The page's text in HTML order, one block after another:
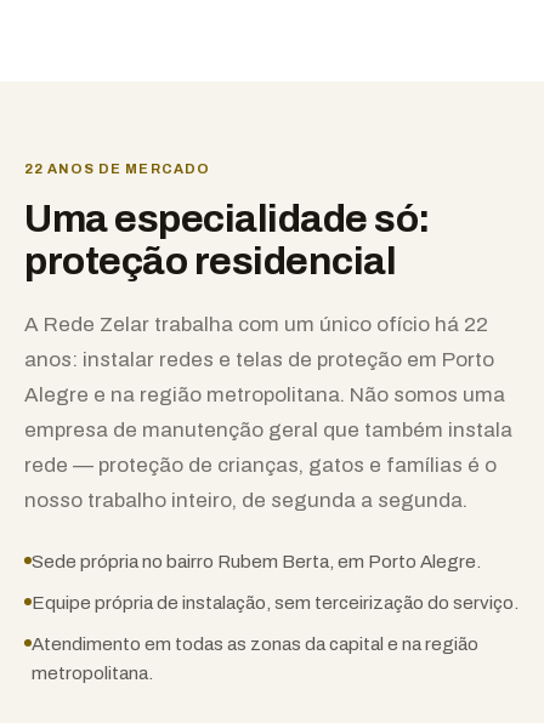
22 ANOS DE MERCADO
Uma especialidade só:
proteção residencial
A Rede Zelar trabalha com um único ofício há 22
anos: instalar redes e telas de proteção em Porto
Alegre e na região metropolitana. Não somos uma
empresa de manutenção geral que também instala
rede — proteção de crianças, gatos e famílias é o
nosso trabalho inteiro, de segunda a segunda.
Sede própria no bairro Rubem Berta, em Porto Alegre.
Equipe própria de instalação, sem terceirização do serviço.
Atendimento em todas as zonas da capital e na região
metropolitana.